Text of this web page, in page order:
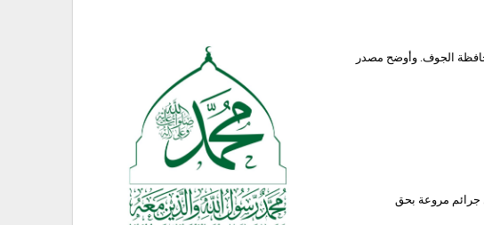
الجوف. وأوضح مصدر
الأمريكي السعودي الإماراتي في مثل هذا اليوم 6 أبريل جرائم مروعة بحق